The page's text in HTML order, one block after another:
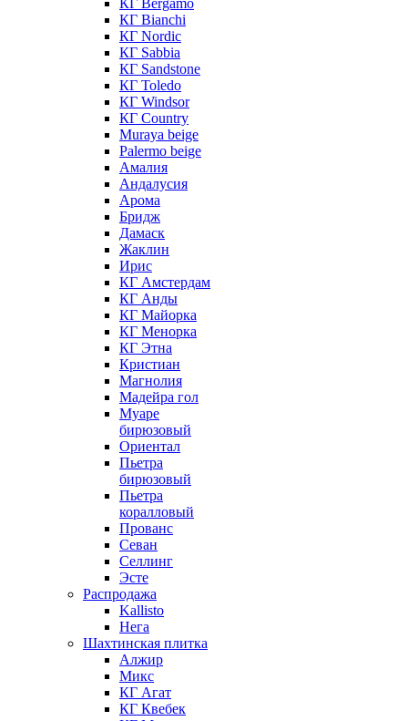
КГ Bergamo
КГ Bianchi
КГ Nordic
КГ Sabbia
КГ Sandstone
КГ Toledo
КГ Windsor
КГ Сountry
Muraya beige
Palermo beige
Амалия
Андалусия
Арома
Бридж
Дамаск
Жаклин
Ирис
КГ Амстердам
КГ Анды
КГ Майорка
КГ Менорка
КГ Этна
Кристиан
Магнолия
Мадейра гол
Муаре
бирюзовый
Ориентал
Пьетра
бирюзовый
Пьетра
коралловый
Прованс
Севан
Селлинг
Эсте
Распродажа
Kallisto
Нега
Шахтинская плитка
Алжир
Микс
КГ Агат
КГ Квебек